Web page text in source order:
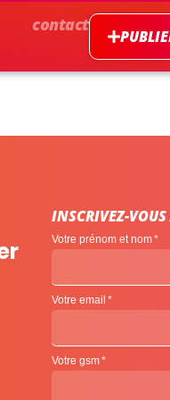
contact
INSCRIVEZ-
Votre prénom et nom
Votre email
Votre gsm